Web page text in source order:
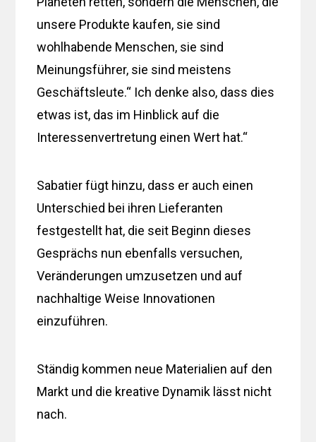
unsere Produkte kaufen, sie sind
wohlhabende Menschen, sie sind
Meinungsführer, sie sind meistens
Geschäftsleute.“ Ich denke also, dass dies
etwas ist, das im Hinblick auf die
Interessenvertretung einen Wert hat.“
Sabatier fügt hinzu, dass er auch einen
Unterschied bei ihren Lieferanten
festgestellt hat, die seit Beginn dieses
Gesprächs nun ebenfalls versuchen,
Veränderungen umzusetzen und auf
nachhaltige Weise Innovationen
einzuführen.
Ständig kommen neue Materialien auf den
Markt und die kreative Dynamik lässt nicht
nach.